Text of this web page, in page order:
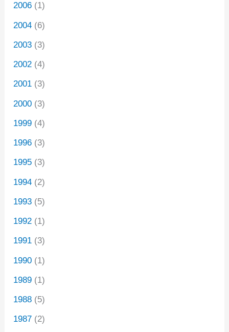
2006 (1)
2004 (6)
2003 (3)
2002 (4)
2001 (3)
2000 (3)
1999 (4)
1996 (3)
1995 (3)
1994 (2)
1993 (5)
1992 (1)
1991 (3)
1990 (1)
1989 (1)
1988 (5)
1987 (2)